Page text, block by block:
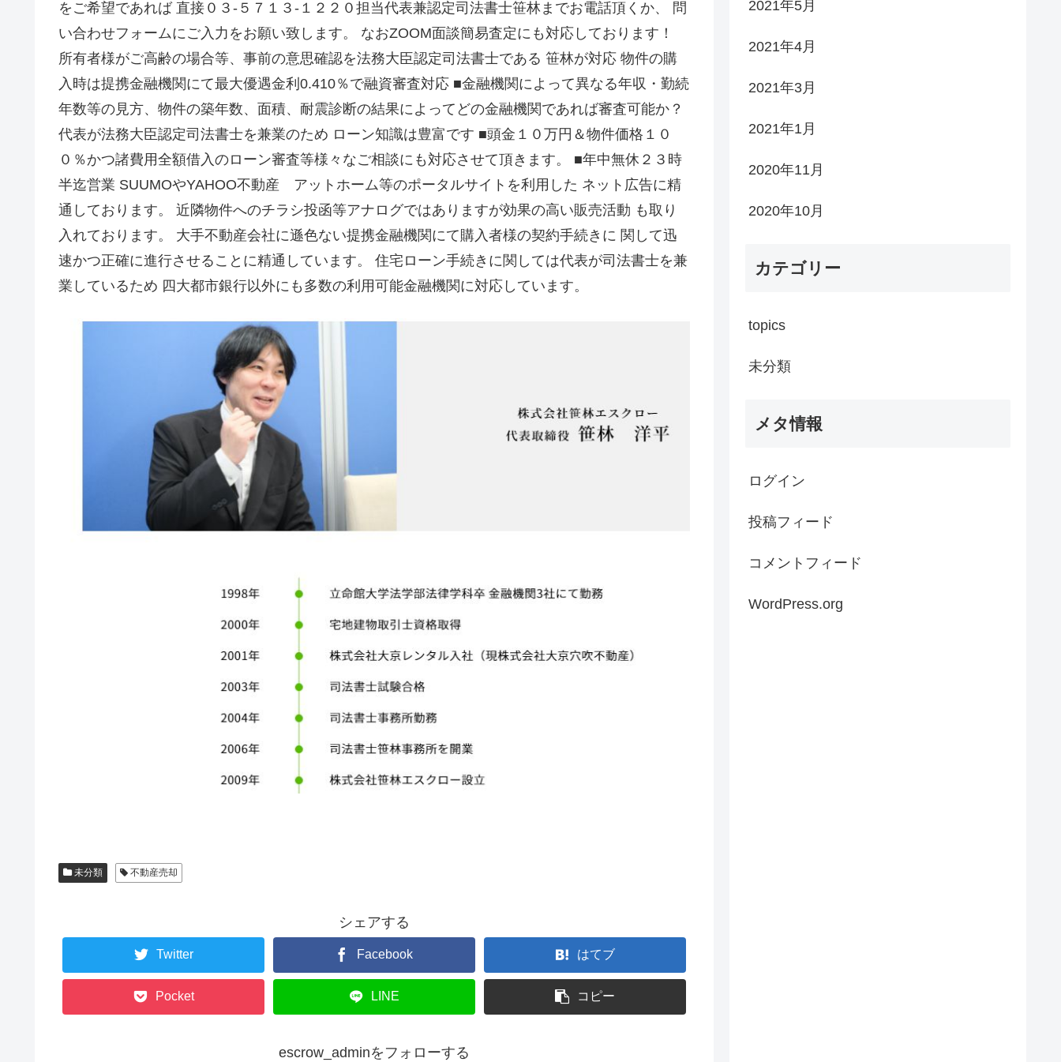
をご希望であれば 直接０３-５７１３-１２２０担当代表兼認定司法書士笹林までお電話頂くか、 問
い合わせフォームにご入力をお願い致します。 なおZOOM面談簡易査定にも対応しております！
所有者様がご高齢の場合等、事前の意思確認を法務大臣認定司法書士である 笹林が対応 物件の購
入時は提携金融機関にて最大優遇金利0.410％で融資審査対応 ■金融機関によって異なる年収・勤続
年数等の見方、物件の築年数、面積、耐震診断の結果によってどの金融機関であれば審査可能か？
代表が法務大臣認定司法書士を兼業のため ローン知識は豊富です ■頭金１０万円＆物件価格１０
０％かつ諸費用全額借入のローン審査等様々なご相談にも対応させて頂きます。 ■年中無休２３時
半迄営業 SUUMOやYAHOO不動産 アットホーム等のポータルサイトを利用した ネット広告に精
通しております。 近隣物件へのチラシ投函等アナログではありますが効果の高い販売活動 も取り
入れております。 大手不動産会社に遜色ない提携金融機関にて購入者様の契約手続きに 関して迅
速かつ正確に進行させることに精通しています。 住宅ローン手続きに関しては代表が司法書士を兼
業しているため 四大都市銀行以外にも多数の利用可能金融機関に対応しています。
未分類 不動産売却
シェアする
Twitter Facebook はてブ
Pocket LINE コピー
escrow_adminをフォローする
2021年5月
2021年4月
2021年3月
2021年1月
2020年11月
2020年10月
カテゴリー
topics
未分類
メタ情報
ログイン
投稿フィード
コメントフィード
WordPress.org